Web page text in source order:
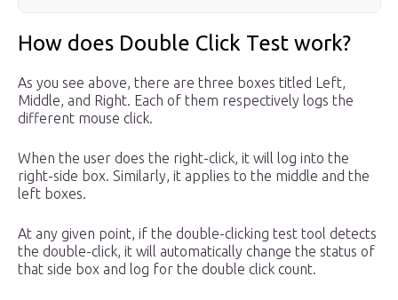
How does Double Click Test work?
As you see above, there are three boxes titled Left,
Middle, and Right. Each of them respectively logs the
different mouse click.
When the user does the right-click, it will log into the
right-side box. Similarly, it applies to the middle and the
left boxes.
At any given point, if the double-clicking test tool detects
the double-click, it will automatically change the status of
that side box and log for the double click count.